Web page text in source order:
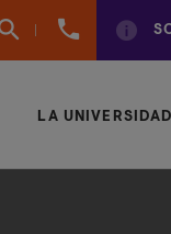
(+57)
LA UNIVERSIDAD